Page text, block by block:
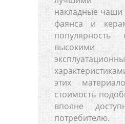
накладные
фаянса и
популярность
высокими
этих
стоимость
вполне
потребителю.